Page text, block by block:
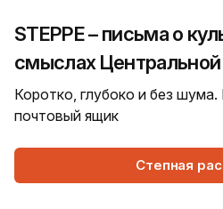
STEPPE – письма о
смыслах
Коротко, глубоко и без
почтовый ящик
Степная